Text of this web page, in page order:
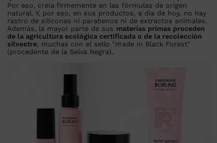
Por eso, creía firmemente en las fórmulas de origen
natural. Y, por eso, en sus productos, a día de hoy, no hay
rastro de siliconas ni parabenos ni de extractos animales.
Además, la mayor parte de sus materias primas proceden
de la agricultura ecológica certificada o de la recolección
silvestre, muchas con el sello "made in Black Forest"
(procedente de la Selva Negra).